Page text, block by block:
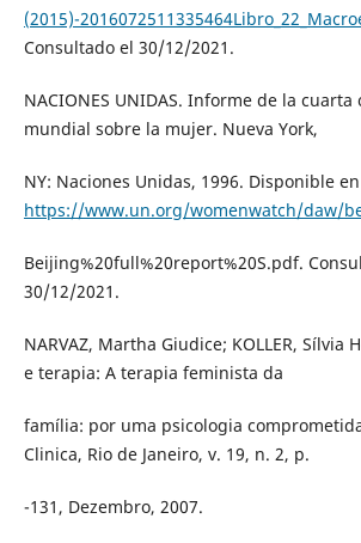
(2015)-
Consultado el 30/12/2021.
NACIONES UNIDAS. Informe de la cuarta
mundial sobre la mujer. Nueva York,
NY: Naciones Unidas, 1996. Disponible en
https://www.un.org/womenwatch/daw/
Beijing%20full%20report%20S.pdf.
30/12/2021.
NARVAZ, Martha Giudice; KOLLER, Sílvia
e terapia: A terapia feminista da
família: por uma psicologia
Clinica, Rio de Janeiro, v. 19, n. 2, p.
-131, Dezembro, 2007.